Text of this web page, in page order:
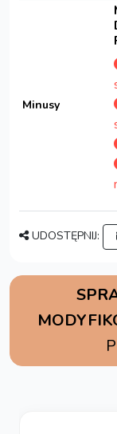
Minusy
UDOSTĘPNIJ: